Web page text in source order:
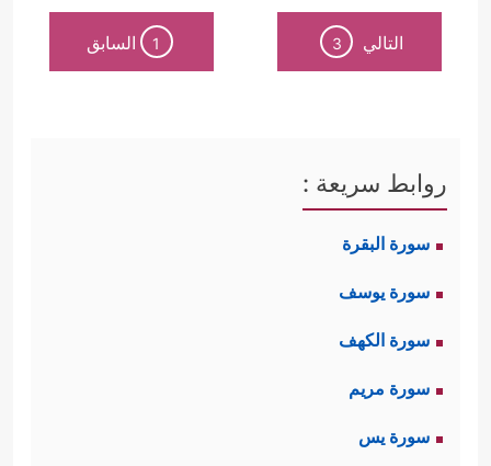
التالي 3
1 السابق
روابط سريعة :
سورة البقرة
سورة يوسف
سورة الكهف
سورة مريم
سورة يس